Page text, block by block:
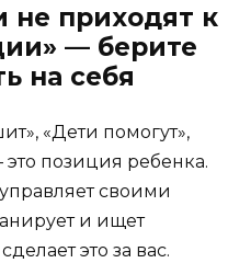
не приходят к
— берите
на себя
«Дети помогут»,
позиция ребенка.
своими
и ищет
это за вас.